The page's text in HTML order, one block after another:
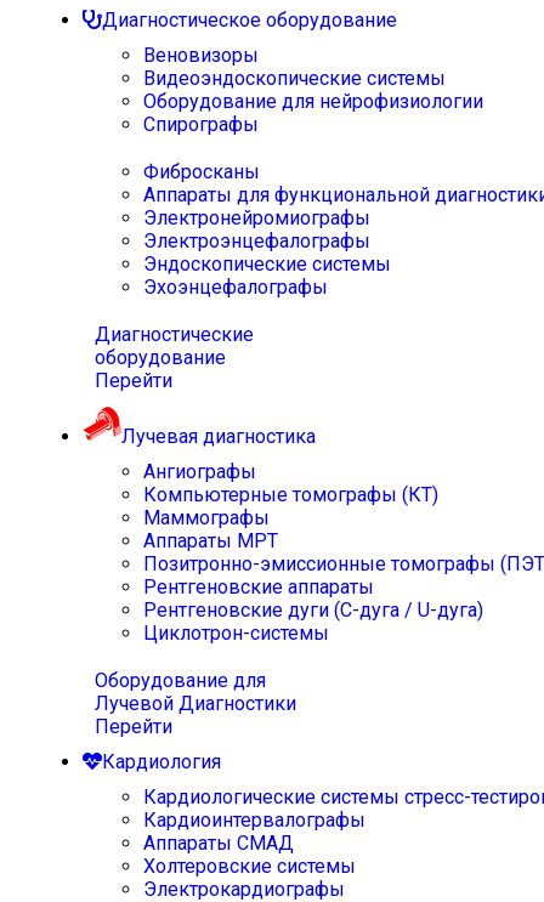
Диагностическое оборудование
Веновизоры
Видеоэндоскопические системы
Оборудование для нейрофизиологии
Спирографы
Фибросканы
Аппараты для функциональной
Электронейромиографы
Электроэнцефалографы
Эндоскопические системы
Эхоэнцефалографы
Диагностические
оборудование
Перейти
Лучевая диагностика
Ангиографы
Компьютерные томографы (КТ)
Маммографы
Аппараты МРТ
Позитронно-эмиссионные томографы
Рентгеновские аппараты
Рентгеновские дуги (С-дуга / U-дуга)
Циклотрон-системы
Оборудование для
Лучевой Диагностики
Перейти
Кардиология
Кардиологические системы стресс-
Кардиоинтервалографы
Аппараты СМАД
Холтеровские системы
Электрокардиографы